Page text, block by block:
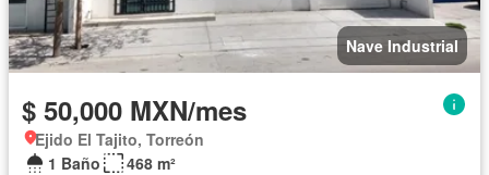
Nave Industrial
$ 50,000 MXN/mes
Ejido El Tajito, Torreón
1 Baño
468 m²